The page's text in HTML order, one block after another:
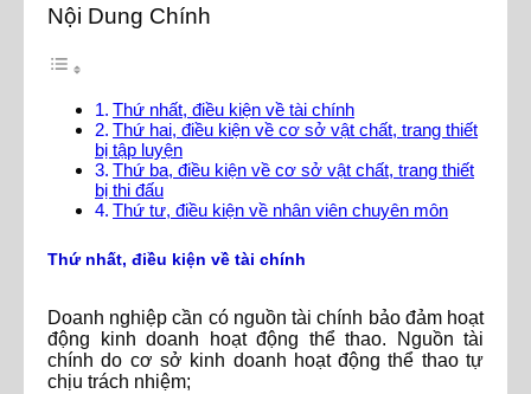
Nội Dung Chính
Thứ nhất, điều kiện về tài chính
Thứ hai, điều kiện về cơ sở vật chất, trang thiết
bị tập luyện
Thứ ba, điều kiện về cơ sở vật chất, trang thiết
bị thi đấu
Thứ tư, điều kiện về nhân viên chuyên môn
Thứ nhất, điều kiện về tài chính
Doanh nghiệp cần có nguồn tài chính bảo đảm hoạt
động kinh doanh hoạt động thể thao. Nguồn tài
chính do cơ sở kinh doanh hoạt động thể thao tự
chịu trách nhiệm;